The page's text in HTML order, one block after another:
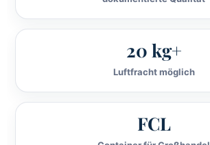
20 kg+
Luftfracht möglich
FCL